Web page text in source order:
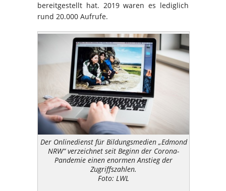
bereitgestellt hat. 2019 waren es lediglich
rund 20.000 Aufrufe.
Der Onlinedienst für Bildungsmedien „Edmond
NRW“ verzeichnet seit Beginn der Corona-
Pandemie einen enormen Anstieg der
Zugriffszahlen.
Foto: LWL